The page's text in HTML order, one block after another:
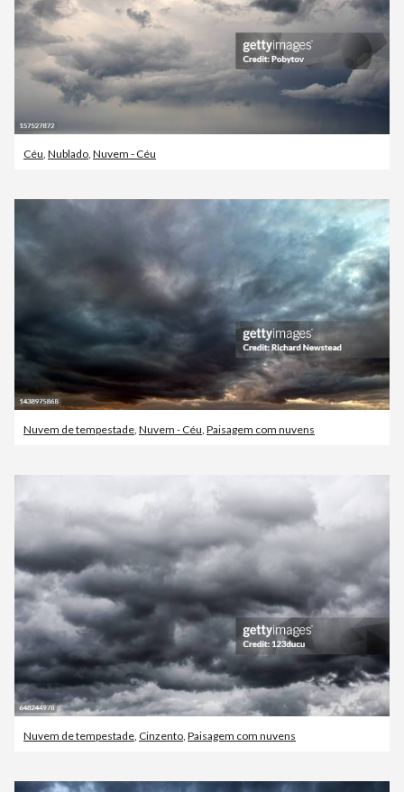
Céu, Nublado, Nuvem - Céu
Nuvem de tempestade Nuvem - Céu Paisagem com nuvens
Nuvem de tempestade Cinzento Paisagem com nuvens